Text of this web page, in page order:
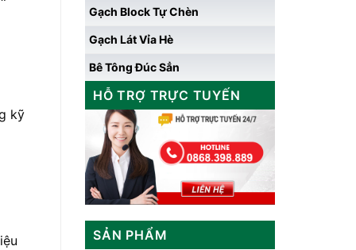
kỹ
Gạch Block Tự Chèn
Gạch Lát Vỉa Hè
Bê Tông Đúc Sẳn
HỖ TRỢ TRỰC TUYẾN
SẢN PHẨM